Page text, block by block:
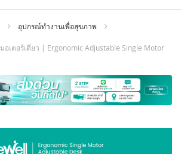
อุปกรณ์ทำงานเพื่อสุขภาพ
อเตอร์เดี่ยว | Ergonomic Adjustable Single Motor